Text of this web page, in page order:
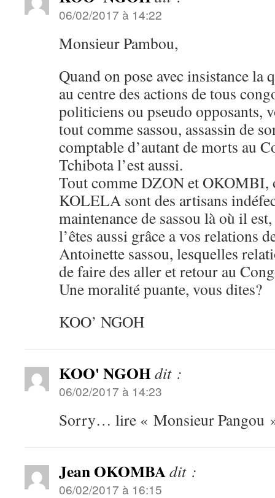
06/02/2017 à 14:22
Monsieur Pambou,
Quand on pose avec insistance la
au centre des actions de tous
politiciens ou pseudo opposants,
tout comme sassou, assassin de
comptable d’autant de morts au
Tchibota l’est aussi.
Tout comme DZON et OKOMBI,
KOLELA sont des artisans
maintenance de sassou là où il
l’êtes aussi grâce a vos relations
Antoinette sassou, lesquelles
de faire des aller et retour au
Une moralité puante, vous dites?
KOO’ NGOH
KOO' NGOHdit :
06/02/2017 à 14:23
Sorry… lire « Monsieur
Jean OKOMBAdit :
06/02/2017 à 16:15